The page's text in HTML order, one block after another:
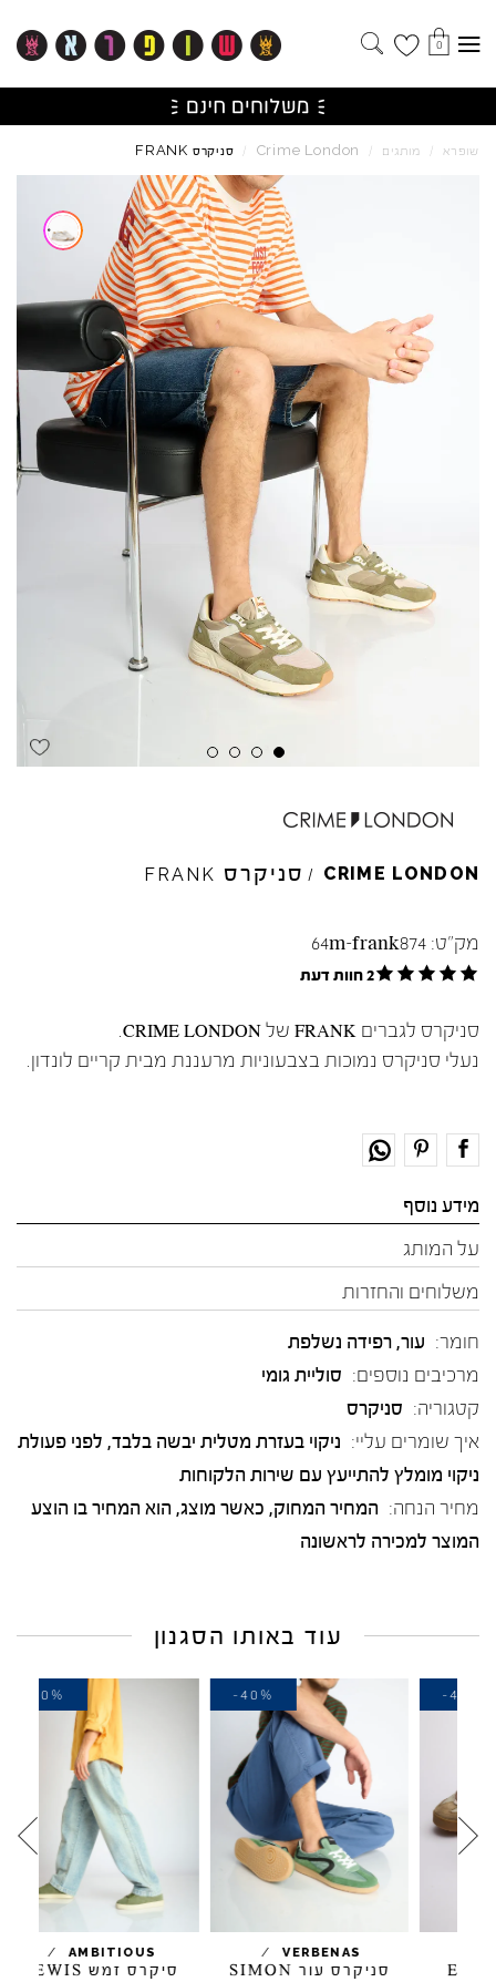
0
שופרא / מותגים /
Crime London
/ סניקרס FRANK
Skip to product reviews
CRIME LONDON
/ סניקרס FRANK
מק"ט: 64m-frank874
2 חוות דעת
סניקרס לגברים FRANK של CRIME LONDON.
נעלי סניקרס נמוכות בצבעוניות מרעננת מבית קריים לונדון.
מידע נוסף
על המותג
משלוחים והחזרות
חומר: עור, רפידה נשלפת
מרכיבים נוספים: סוליית גומי
קטגוריה: סניקרס
איך שומרים עליי: ניקוי בעזרת מטלית יבשה בלבד, לפני פעולת
ניקוי מומלץ להתייעץ עם שירות הלקוחות
מחיר הנחה: המחיר המחוק, כאשר מוצג, הוא המחיר בו הוצע
המוצר למכירה לראשונה
עוד באותו הסגנון
VERBENAS
/
סניקרס עור SIMON
-40%
AMBITIOUS
/
סיקרס זמש LEWIS